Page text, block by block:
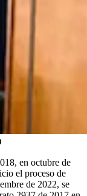
en octubre de
el proceso de
de 2022, se